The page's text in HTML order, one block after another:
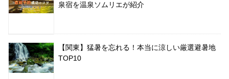
泉宿を温泉ソムリエが紹介
【関東】猛暑を忘れる！本当に涼しい厳選避暑地
TOP10